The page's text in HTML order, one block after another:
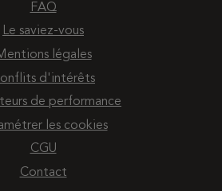
FAQ
Le saviez-vous
légales
d'intérêts
de performance
les cookies
CGU
Contact